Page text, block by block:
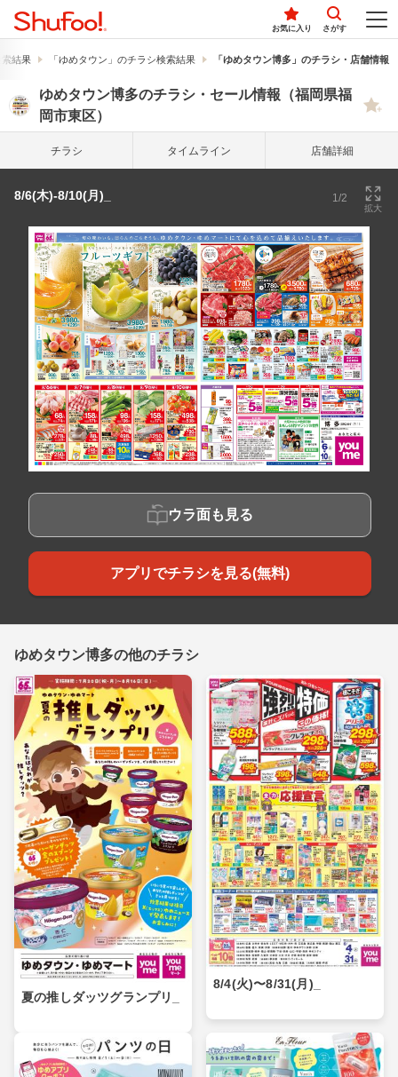
お気に入り さがす
結果 「ゆめタウン」のチラシ検索結果 「ゆめタウン博多」のチラシ・店舗情報
ゆめタウン博多のチラシ・セール情報（福岡県福
岡市東区）
チラシ タイム ライン 店舗詳細
8/6(木)-8/10(月)_ 1/2
拡大
ウラ面も見る
アプリでチラシを見る(無料)
ゆめタウン博多の他のチラシ
夏の推しダッツグランプリ_
8/4(火)〜8/31(月)_